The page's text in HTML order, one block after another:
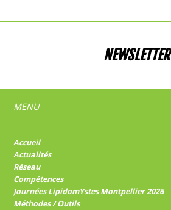
NEWSLETTER
MENU
Accueil
Actualités
Réseau
Compétences
Journées LipidomYstes Montpellier 2026
Méthodes / Outils